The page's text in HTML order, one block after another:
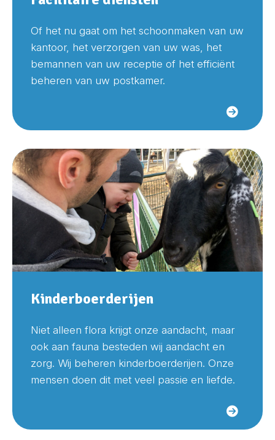
Of het nu gaat om het schoonmaken van uw
kantoor, het verzorgen van uw was, het
bemannen van uw receptie of het efficiënt
beheren van uw postkamer.
Kinderboerderijen
Niet alleen flora krijgt onze aandacht, maar
ook aan fauna besteden wij aandacht en
zorg. Wij beheren kinderboerderijen. Onze
mensen doen dit met veel passie en liefde.